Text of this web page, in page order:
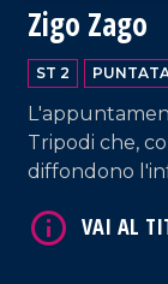
Zigo Zago
ST 2
Tripodi che,
diffondono
Lamezia